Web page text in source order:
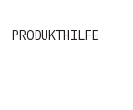
PRODUKTHILFE